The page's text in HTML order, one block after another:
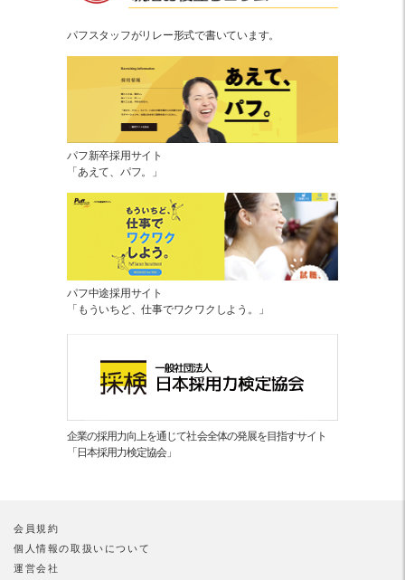
パフスタッフがリレー形式で書いています。
パフ新卒採用サイト
「あえて、パフ。」
パフ中途採用サイト
「もういちど、仕事でワクワクしよう。」
企業の採用力向上を通じて社会全体の発展を目指すサイト
「日本採用力検定協会」
会員規約
個人情報の取扱いについて
運営会社